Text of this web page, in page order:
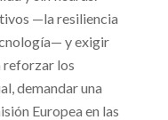
—la resiliencia
y exigir
reforzar los
demandar una
Europea en las